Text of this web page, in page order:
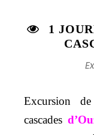
1
Excursion
cascades